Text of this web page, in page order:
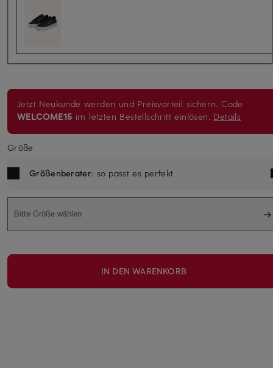
Jetzt Neukunde werden und Preisvorteil sichern. Code
WELCOME15 im letzten Bestellschritt einlösen. Details
Größe
Größenberater: so passt es perfekt
Bitte Größe wählen
IN DEN WARENKORB